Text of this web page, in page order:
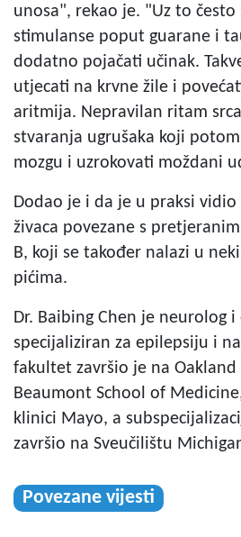
unosa", rekao je. "Uz to često
stimulanse poput guarane i
dodatno pojačati učinak.
utjecati na krvne žile i
aritmija. Nepravilan ritam
stvaranja ugrušaka koji
mozgu i uzrokovati moždani
Dodao je i da je u praksi vidio
živaca povezane s
B, koji se također nalazi u
pićima.
Dr. Baibing Chen je neurolog
specijaliziran za epilepsiju i
fakultet završio je na
Beaumont School of
klinici Mayo, a
završio na Sveučilištu
Povezane vijesti